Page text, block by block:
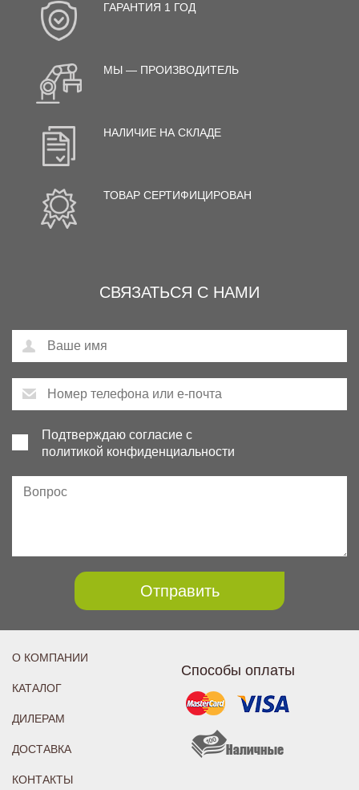
ГАРАНТИЯ 1 ГОД
МЫ — ПРОИЗВОДИТЕЛЬ
НАЛИЧИЕ НА СКЛАДЕ
ТОВАР СЕРТИФИЦИРОВАН
СВЯЗАТЬСЯ С НАМИ
Подтверждаю согласие с
политикой конфиденциальности
Отправить
О КОМПАНИИ
КАТАЛОГ
ДИЛЕРАМ
ДОСТАВКА
КОНТАКТЫ
Способы оплаты